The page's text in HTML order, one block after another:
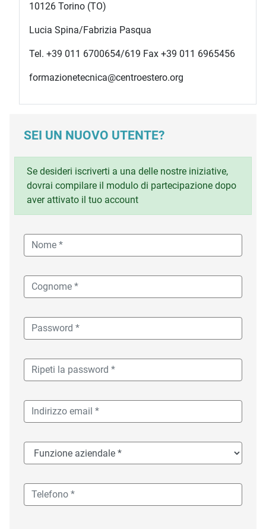
10126 Torino (TO)
Lucia Spina/Fabrizia Pasqua
Tel. +39 011 6700654/619 Fax +39 011 6965456
formazionetecnica@centroestero.org
SEI UN NUOVO UTENTE?
Se desideri iscriverti a una delle nostre iniziative,
dovrai compilare il modulo di partecipazione dopo
aver attivato il tuo account